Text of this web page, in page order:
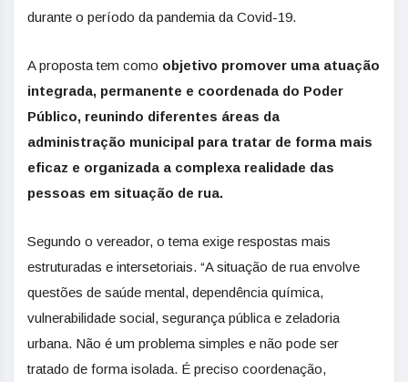
durante o período da pandemia da Covid-19.
A proposta tem como objetivo promover uma atuação
integrada, permanente e coordenada do Poder
Público, reunindo diferentes áreas da
administração municipal para tratar de forma mais
eficaz e organizada a complexa realidade das
pessoas em situação de rua.
Segundo o vereador, o tema exige respostas mais
estruturadas e intersetoriais. “A situação de rua envolve
questões de saúde mental, dependência química,
vulnerabilidade social, segurança pública e zeladoria
urbana. Não é um problema simples e não pode ser
tratado de forma isolada. É preciso coordenação,